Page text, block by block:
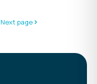
Next page